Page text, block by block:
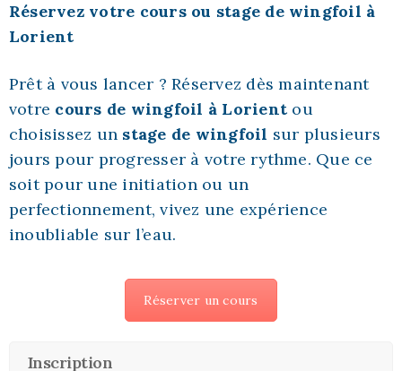
Réservez votre cours ou stage de wingfoil à
Lorient
Prêt à vous lancer ? Réservez dès maintenant
votre cours de wingfoil à Lorient ou
choisissez un stage de wingfoil sur plusieurs
jours pour progresser à votre rythme. Que ce
soit pour une initiation ou un
perfectionnement, vivez une expérience
inoubliable sur l’eau.
Réserver un cours
Inscription